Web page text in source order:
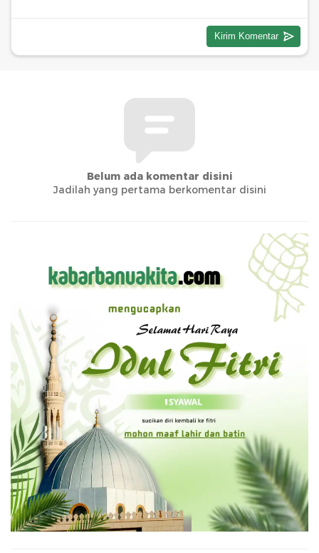
Belum ada komentar disini
Jadilah yang pertama berkomentar disini